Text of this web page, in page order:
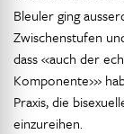
Bleuler ging
Zwischenstufen
dass «auch der
Komponente›»
Praxis, die
einzureihen.